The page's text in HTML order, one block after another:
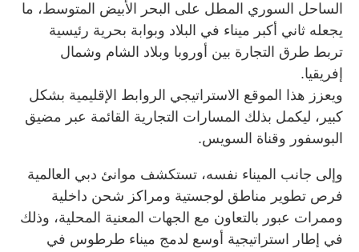
الساحل السوري المطل على البحر الأبيض المتوسط، ما
يجعله ثاني أكبر ميناء في البلاد وبوابة بحرية رئيسية
تربط طرق التجارة بين أوروبا وبلاد الشام وشمال
إفريقيا.
ويعزز هذا الموقع الاستراتيجي الروابط الإقليمية بشكل
كبير، ليكمل بذلك المسارات التجارية القائمة عبر مضيق
البوسفور وقناة السويس.
وإلى جانب الميناء نفسه، تستكشف موانئ دبي العالمية
فرص تطوير مناطق لوجستية ومراكز شحن داخلية
وممرات عبور بالتعاون مع الجهات المعنية المحلية، وذلك
في إطار استراتيجية أوسع لدمج ميناء طرطوس في